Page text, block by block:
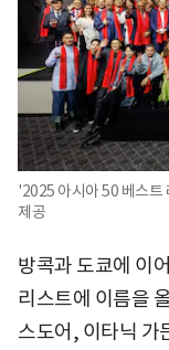
'2025 아시아 50 베스트
제공
방콕과 도쿄에 이
리스트에 이름을
스도어, 이타닉 가